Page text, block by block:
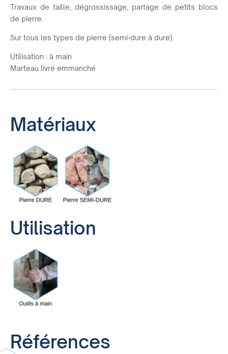
Travaux de taille, dégrossissage, partage de petits blocs
de pierre.
Sur tous les types de pierre (semi-dure à dure).
Utilisation : à main
Marteau livré emmanché
Matériaux
Utilisation
Références